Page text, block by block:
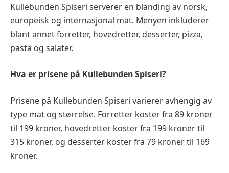
Kullebunden Spiseri serverer en blanding av norsk,
europeisk og internasjonal mat. Menyen inkluderer
blant annet forretter, hovedretter, desserter, pizza,
pasta og salater.
Hva er prisene på Kullebunden Spiseri?
Prisene på Kullebunden Spiseri varierer avhengig av
type mat og størrelse. Forretter koster fra 89 kroner
til 199 kroner, hovedretter koster fra 199 kroner til
315 kroner, og desserter koster fra 79 kroner til 169
kroner.